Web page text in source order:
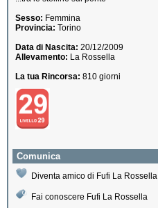
Sesso: Femmina
Provincia: Torino
Data di Nascita: 20/12/2009
Allevamento: La Rossella
La tua Rincorsa: 810 giorni
Comunica
Diventa amico di Fufi La Rossella
Fai conoscere Fufi La Rossella